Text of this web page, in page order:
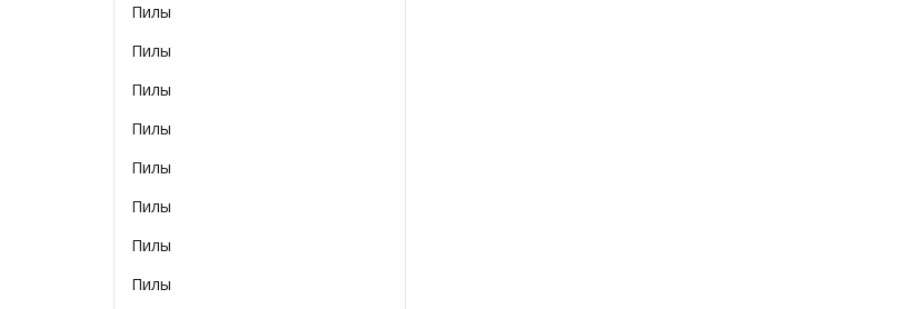
Пилы
Пилы
Пилы
Пилы
Пилы
Пилы
Пилы
Пилы